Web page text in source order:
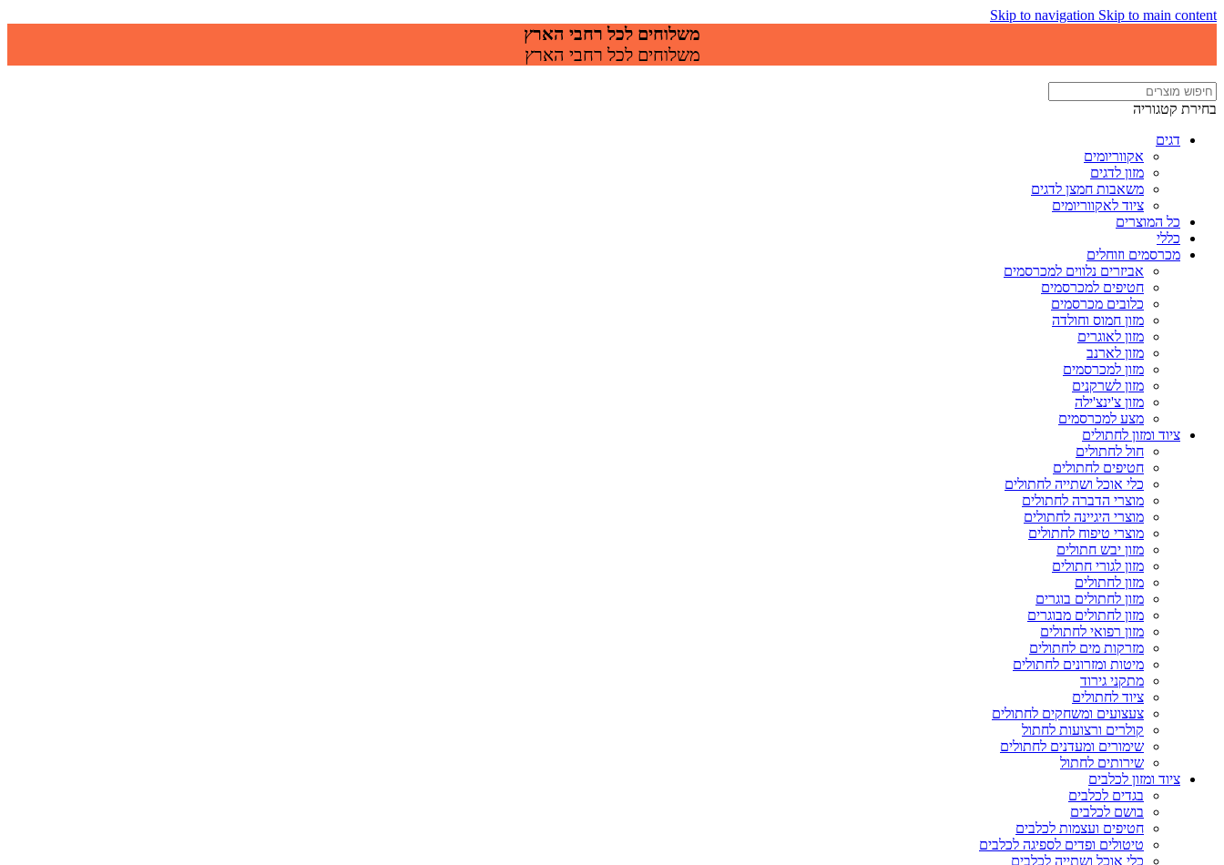
Skip to navigation Skip to main content
משלוחים לכל רחבי הארץ
משלוחים לכל רחבי הארץ
בחירת קטגוריה
דגים
אקווריומים
מזון לדגים
משאבות חמצן לדגים
ציוד לאקווריומים
כל המוצרים
כללי
מכרסמים וזוחלים
אביזרים נלווים למכרסמים
חטיפים למכרסמים
כלובים מכרסמים
מזון חמוס וחולדה
מזון לאוגרים
מזון לארנב
מזון למכרסמים
מזון לשרקנים
מזון צ'ינצ'ילה
מצע למכרסמים
ציוד ומזון לחתולים
חול לחתולים
חטיפים לחתולים
כלי אוכל ושתייה לחתולים
מוצרי הדברה לחתולים
מוצרי היגיינה לחתולים
מוצרי טיפוח לחתולים
מזון יבש חתולים
מזון לגורי חתולים
מזון לחתולים
מזון לחתולים בוגרים
מזון לחתולים מבוגרים
מזון רפואי לחתולים
מזרקות מים לחתולים
מיטות ומזרונים לחתולים
מתקני גירוד
ציוד לחתולים
צעצועים ומשחקים לחתולים
קולרים ורצועות לחתול
שימורים ומעדנים לחתולים
שירותים לחתול
ציוד ומזון לכלבים
בגדים לכלבים
בושם לכלבים
חטיפים ועצמות לכלבים
טיטולים ופדים לספיגה לכלבים
כלי אוכל ושתייה לכלבים